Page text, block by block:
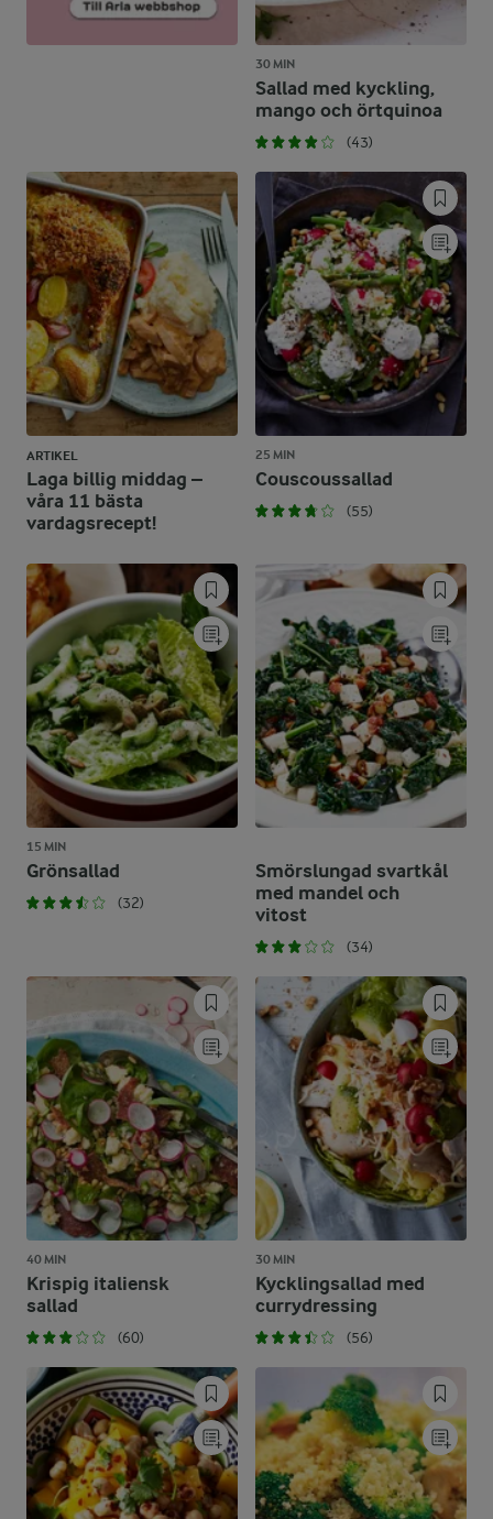
30 MIN
Sallad med kyckling,
mango och örtquinoa
(43)
ARTIKEL
Laga billig middag –
våra 11 bästa
vardagsrecept!
25 MIN
Couscoussallad
(55)
15 MIN
Grönsallad
(32)
Smörslungad svartkål
med mandel och
vitost
(34)
40 MIN
Krispig italiensk
sallad
(60)
30 MIN
Kycklingsallad med
currydressing
(56)